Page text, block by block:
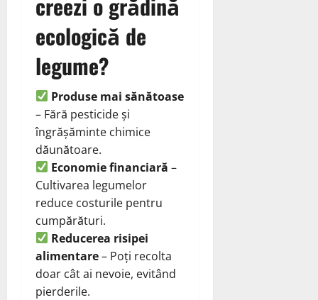
ecologică de
legume?
Produse mai sănătoase
– Fără pesticide și
îngrășăminte chimice
dăunătoare.
Economie financiară –
Cultivarea legumelor
reduce costurile pentru
cumpărături.
Reducerea risipei
alimentare– Poți recolta
doar cât ai nevoie, evitând
pierderile.